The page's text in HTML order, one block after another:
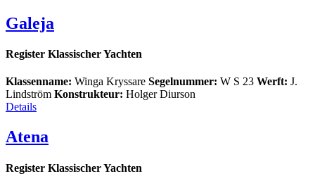
Galeja
Register Klassischer Yachten
Klassenname: Winga Kryssare Segelnummer: W S 23 Werft: J.
Lindström Konstrukteur: Holger Diurson
Details
Atena
Register Klassischer Yachten